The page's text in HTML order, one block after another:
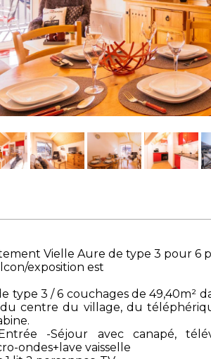
Vielle Aure de type 3 pour 6
exposition est
type 3 / 6 couchages de 49,40m²
centre du village, du
-Séjour avec canapé,
ondes+lave vaisselle